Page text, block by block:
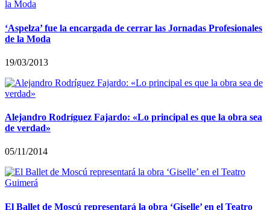
‘Aspelza’ fue la encargada de cerrar las Jornadas Profesionales
de la Moda
19/03/2013
Alejandro Rodríguez Fajardo: «Lo principal es que la obra sea
de verdad»
05/11/2014
El Ballet de Moscú representará la obra ‘Giselle’ en el Teatro